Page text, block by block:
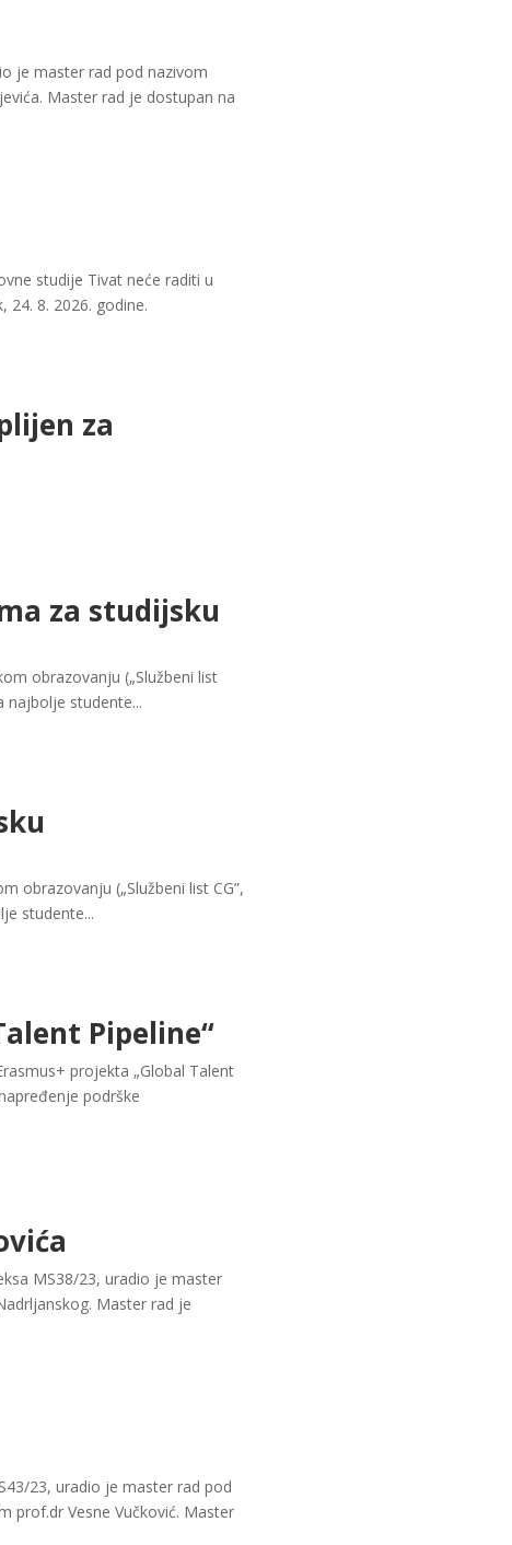
je master rad pod nazivom
Master rad je dostupan na
studije Tivat neće raditi u
24. 8. 2026. godine.
za
za studijsku
obrazovanju („Službeni list
najbolje studente...
obrazovanju („Službeni list CG”,
studente...
Pipeline“
projekta „Global Talent
podrške
MS38/23, uradio je master
Master rad je
23, uradio je master rad pod
prof.dr Vesne Vučković. Master